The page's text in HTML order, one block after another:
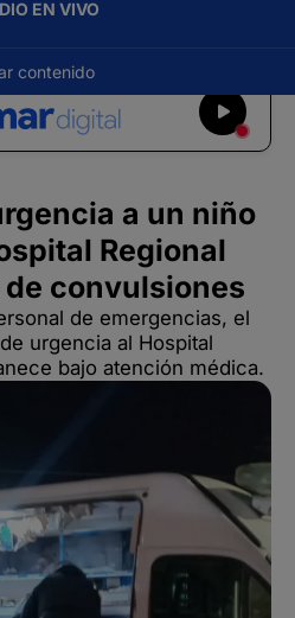
EN VIVO
a un niño
Regional
convulsiones
de emergencias, el
urgencia al Hospital
bajo atención médica.